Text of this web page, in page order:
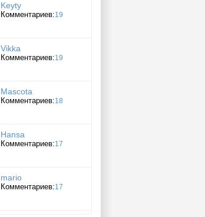
Keyty
Комментариев:19
Vikka
Комментариев:19
Mascota
Комментариев:18
Hansa
Комментариев:17
mario
Комментариев:17